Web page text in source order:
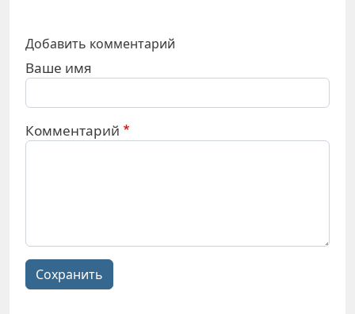
Добавить комментарий
Ваше имя
Комментарий
Сохранить